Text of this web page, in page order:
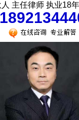
主任律师 执业18